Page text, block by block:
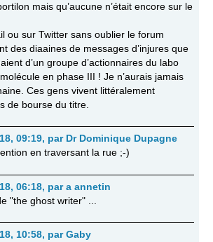
mais qu’aucune n’était encore sur le
ou sur Twitter sans oublier le forum
des diaaines de messages d’injures que
d’un groupe d’actionnaires du labo
en phase III ! Je n’aurais jamais
Ces gens vivent littéralement
de bourse du titre.
09:19, par Dr Dominique Dupagne
en traversant la rue ;-)
06:18, par a annetin
"the ghost writer" ...
10:58, par Gaby